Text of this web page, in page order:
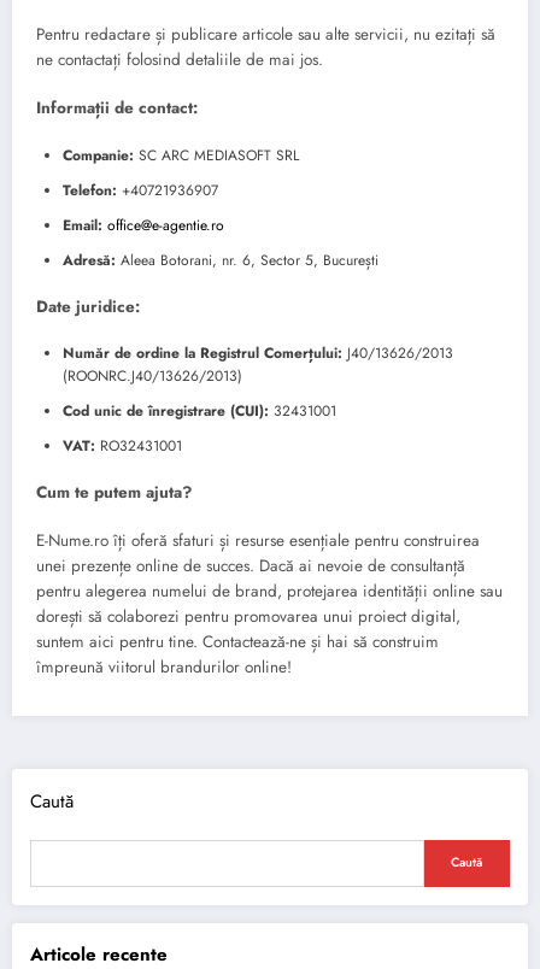
Pentru redactare și publicare articole sau alte servicii, nu ezitați să
ne contactați folosind detaliile de mai jos.
Informații de contact:
Companie: SC ARC MEDIASOFT SRL
Telefon: +40721936907
Email: office@e-agentie.ro
Adresă: Aleea Botorani, nr. 6, Sector 5, București
Date juridice:
Număr de ordine la Registrul Comerțului: J40/13626/2013
(ROONRC.J40/13626/2013)
Cod unic de înregistrare (CUI): 32431001
VAT: RO32431001
Cum te putem ajuta?
E-Nume.ro îți oferă sfaturi și resurse esențiale pentru construirea
unei prezențe online de succes. Dacă ai nevoie de consultanță
pentru alegerea numelui de brand, protejarea identității online sau
dorești să colaborezi pentru promovarea unui proiect digital,
suntem aici pentru tine. Contactează-ne și hai să construim
împreună viitorul brandurilor online!
Caută
Caută
Articole recente